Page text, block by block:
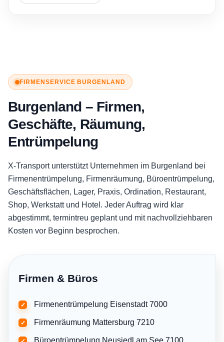
FIRMENSERVICE BURGENLAND
Burgenland – Firmen,
Geschäfte, Räumung,
Entrümpelung
X-Transport unterstützt Unternehmen im Burgenland bei
Firmenentrümpelung, Firmenräumung, Büroentrümpelung,
Geschäftsflächen, Lager, Praxis, Ordination, Restaurant,
Shop, Werkstatt und Hotel. Jeder Auftrag wird klar
abgestimmt, termintreu geplant und mit nachvollziehbaren
Kosten vor Beginn besprochen.
Firmen & Büros
✓ Firmenentrümpelung Eisenstadt 7000
✓ Firmenräumung Mattersburg 7210
Büroentrümpelung Neusiedl am See 7100